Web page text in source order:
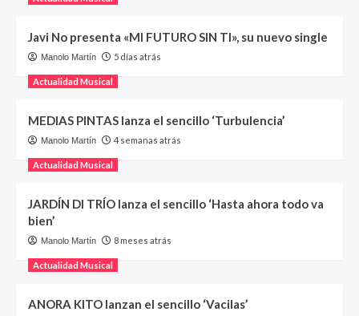
Javi No presenta «MI FUTURO SIN TI», su nuevo single
Manolo Martín 5 días atrás
Actualidad Musical
MEDIAS PINTAS lanza el sencillo ‘Turbulencia’
Manolo Martín 4 semanas atrás
Actualidad Musical
JARDÍN DI TRÍO lanza el sencillo ‘Hasta ahora todo va
bien’
Manolo Martín 8 meses atrás
Actualidad Musical
ANORA KITO lanzan el sencillo ‘Vacilas’